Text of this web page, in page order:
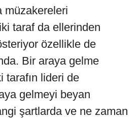
müzakereleri
taraf da ellerinden
özellikle de
Bir araya gelme
tarafın lideri de
gelmeyi beyan
şartlarda ve ne zaman